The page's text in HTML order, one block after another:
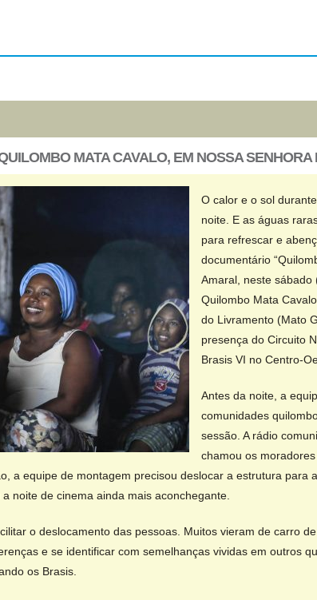
MATA CAVALO, EM NOSSA
O calor e o sol
noite. E as águas
para refrescar e
documentário
Amaral, neste sábado
Quilombo Mata
do Livramento (Mato
presença do Circuito
Brasis VI no Centro-
Antes da noite, a
comunidades
sessão. A rádio
chamou os
a equipe de montagem precisou deslocar a estrutura para
noite de cinema ainda mais aconchegante.
o deslocamento das pessoas. Muitos vieram de carro
e se identificar com semelhanças vividas em outros
os Brasis.